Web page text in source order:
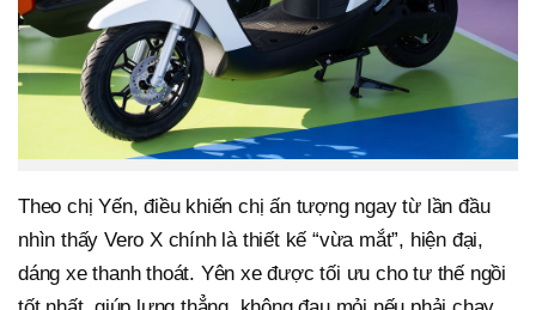
Theo chị Yến, điều khiến chị ấn tượng ngay từ lần đầu
nhìn thấy Vero X chính là thiết kế “vừa mắt”, hiện đại,
dáng xe thanh thoát. Yên xe được tối ưu cho tư thế ngồi